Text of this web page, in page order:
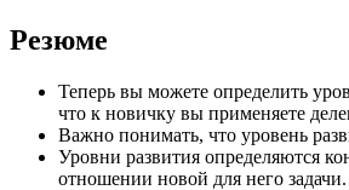
Резюме
Теперь вы можете определить
что к новичку вы применяете
Важно понимать, что уровень
Уровни развития определяются
отношении новой для него задачи.